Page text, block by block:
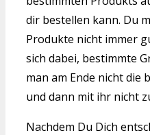
dir bestellen kann. Du
Produkte nicht immer
sich dabei, bestimmte
man am Ende nicht
und dann mit ihr nicht
Nachdem Du Dich